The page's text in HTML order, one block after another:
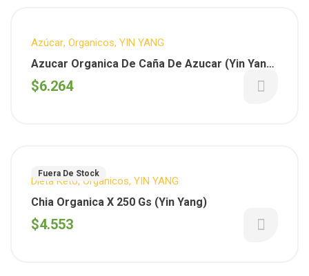
Azúcar, Organicos, YIN YANG
Azucar Organica De Caña De Azucar (Yin Yang)
x 800 Gs
$6.264
Fuera De Stock
Dieta Keto, Organicos, YIN YANG
Chia Organica X 250 Gs (Yin Yang)
$4.553